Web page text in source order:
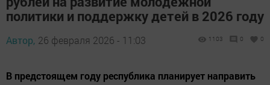
политики и поддержку детей в 2026 году
Автор, 26 февраля 2026 - 11:03 1103 0 0
В предстоящем году республика планирует направить